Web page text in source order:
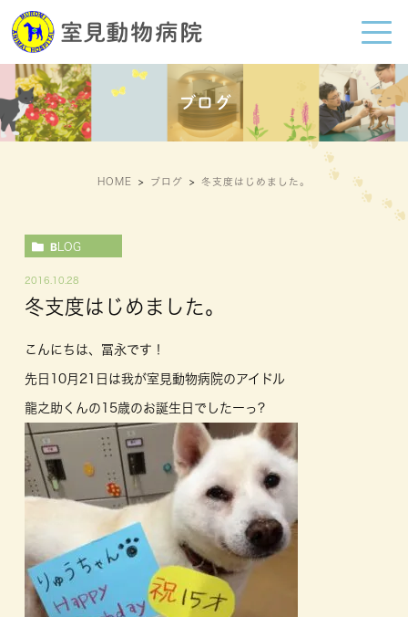
ブログ
HOME ブログ 冬支度はじめました。
BLOG
2016.10.28
冬支度はじめました。
こんにちは、冨永です！
先日10月21日は我が室見動物病院のアイドル
龍之助くんの15歳のお誕生日でしたーっ?